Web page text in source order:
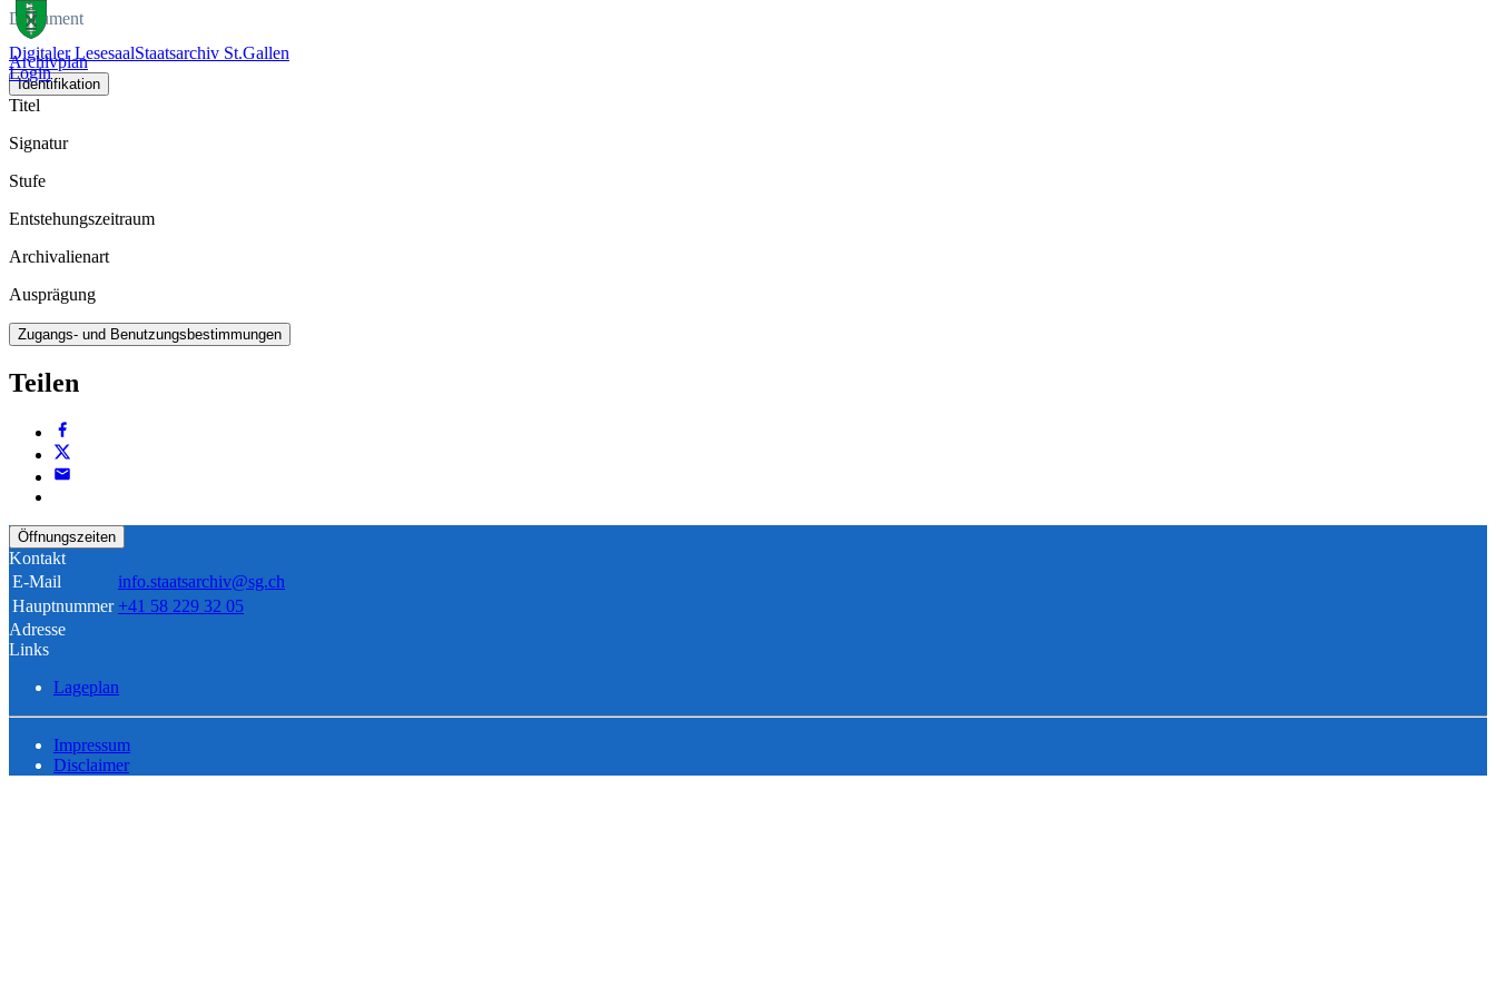
Digitaler LesesaalStaatsarchiv St.Gallen
Login
Dokument
Archivplan
Identifikation
Titel
Signatur
Stufe
Entstehungszeitraum
Archivalienart
Ausprägung
Zugangs- und Benutzungsbestimmungen
Teilen
Öffnungszeiten
Kontakt
E-Mail
info.staatsarchiv@sg.ch
Hauptnummer +41 58 229 32 05
Adresse
Links
Lageplan
Impressum
Disclaimer